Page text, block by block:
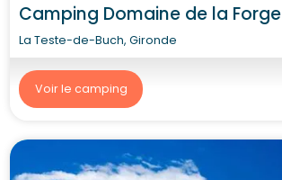
Camping Domaine de la Forge
La Teste-de-Buch, Gironde
Voir le camping